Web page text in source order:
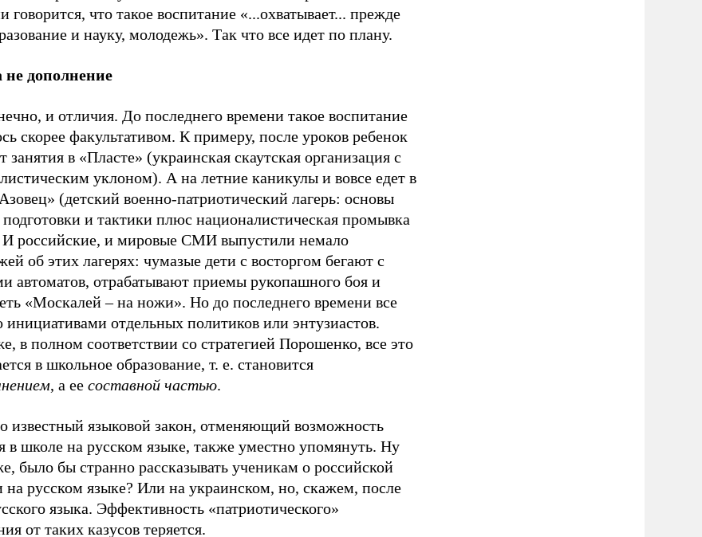
говорится, что такое воспитание «...охватывает... прежде
и науку, молодежь». Так что все идет по плану.
не дополнение
и отличия. До последнего времени такое воспитание
скорее факультативом. К примеру, после уроков ребенок
занятия в «Пласте» (украинская скаутская организация с
уклоном). А на летние каникулы и вовсе едет в
(детский военно-патриотический лагерь: основы
и тактики плюс националистическая промывка
И российские, и мировые СМИ выпустили немало
об этих лагерях: чумазые дети с восторгом бегают с
автоматов, отрабатывают приемы рукопашного боя и
«Москалей – на ножи». Но до последнего времени все
инициативами отдельных политиков или энтузиастов.
в полном соответствии со стратегией Порошенко, все это
в школьное образование, т. е. становится
, а ее составной частью.
известный языковой закон, отменяющий возможность
в школе на русском языке, также уместно упомянуть. Ну
было бы странно рассказывать ученикам о российской
на русском языке? Или на украинском, но, скажем, после
языка. Эффективность «патриотического»
от таких казусов теряется.